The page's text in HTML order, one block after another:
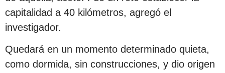
capitalidad a 40 kilómetros, agregó el
investigador.
Quedará en un momento determinado quieta,
como dormida, sin construcciones, y dio origen